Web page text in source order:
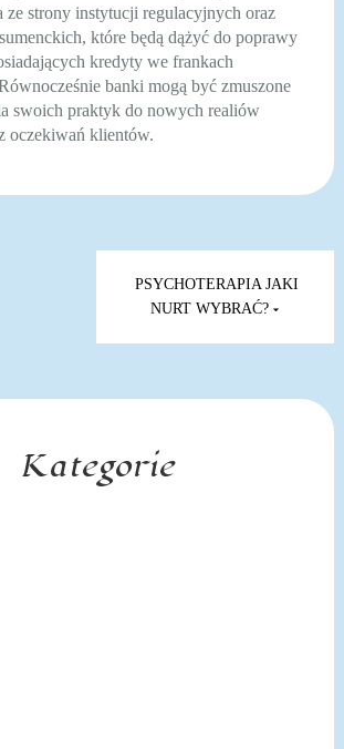
ze strony instytucji regulacyjnych oraz
które będą dążyć do poprawy
kredyty we frankach
banki mogą być zmuszone
swoich praktyk do nowych realiów
oczekiwań klientów.
PSYCHOTERAPIA JAKI
NURT WYBRAĆ?
Kategorie